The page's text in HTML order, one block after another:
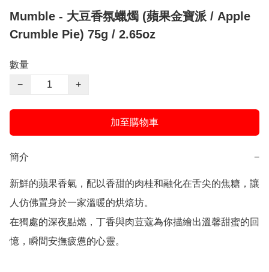
Mumble - 大豆香氛蠟燭 (蘋果金寶派 / Apple
Crumble Pie) 75g / 2.65oz
數量
−
+
加至購物車
簡介 −
新鮮的蘋果香氣，配以香甜的肉桂和融化在舌尖的焦糖，讓
人仿佛置身於一家溫暖的烘焙坊。
在獨處的深夜點燃，丁香與肉荳蔻為你描繪出溫馨甜蜜的回
憶，瞬間安撫疲憊的心靈。